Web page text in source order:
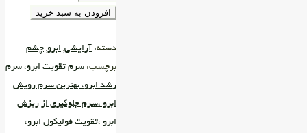
افزودن به سبد خرید
دسته: آرایشی, ابرو, چشم
برچسب: سرم تقویت ابرو، سرم
رشد ابرو، بهترین سرم رویش
ابرو ،سرم جلوگیری از ریزش
ابرو ،تقویت فولیکول ابرو،